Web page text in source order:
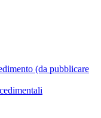
(da pubblicare